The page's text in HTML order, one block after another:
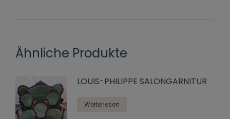
Ähnliche Produkte
LOUIS-PHILIPPE SALONGARNITUR
Weiterlesen